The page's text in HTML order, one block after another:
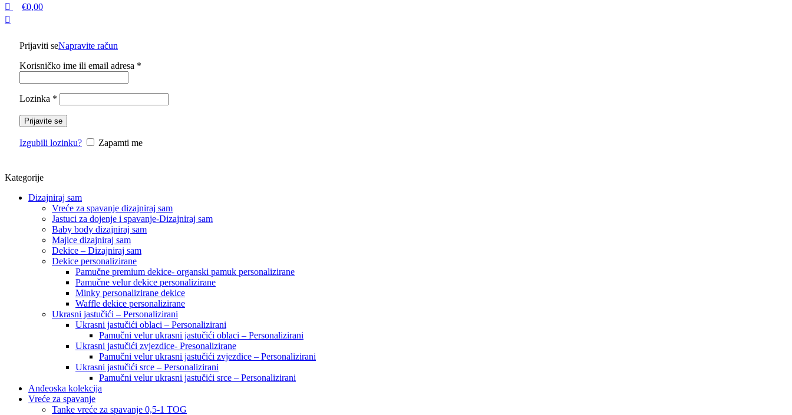
€0,00
Prijaviti seNapravite račun
Korisničko ime ili email adresa *
Lozinka *
Prijavite se
Izgubili lozinku? Zapamti me
Kategorije
Dizajniraj sam
Vreće za spavanje dizajniraj sam
Jastuci za dojenje i spavanje-Dizajniraj sam
Baby body dizajniraj sam
Majice dizajniraj sam
Dekice – Dizajniraj sam
Dekice personalizirane
Pamučne premium dekice- organski pamuk personalizirane
Pamučne velur dekice personalizirane
Minky personalizirane dekice
Waffle dekice personalizirane
Ukrasni jastučići – Personalizirani
Ukrasni jastučići oblaci – Personalizirani
Pamučni velur ukrasni jastučići oblaci – Personalizirani
Ukrasni jastučići zvjezdice- Presonalizirane
Pamučni velur ukrasni jastučići zvjezdice – Personalizirani
Ukrasni jastučići srce – Personalizirani
Pamučni velur ukrasni jastučići srce – Personalizirani
Anđeoska kolekcija
Vreće za spavanje
Tanke vreće za spavanje 0,5-1 TOG